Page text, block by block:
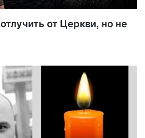
от Церкви, но не